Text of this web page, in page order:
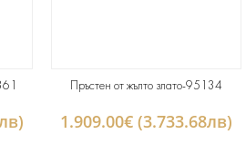
Пръстен от жълто злато-95134
1.909.00€ (3.733.68лв)